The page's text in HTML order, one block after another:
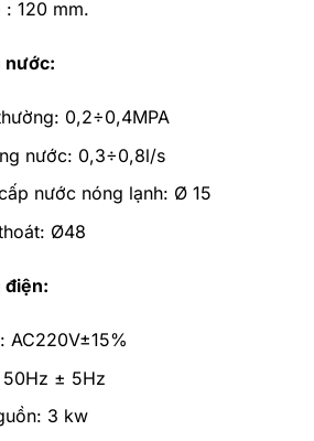
120 mm.
nước:
0,2÷0,4MPA
nước: 0,3÷0,8l/s
nước nóng lạnh: Ø 15
Ø48
điện:
AC220V±15%
± 5Hz
3 kw